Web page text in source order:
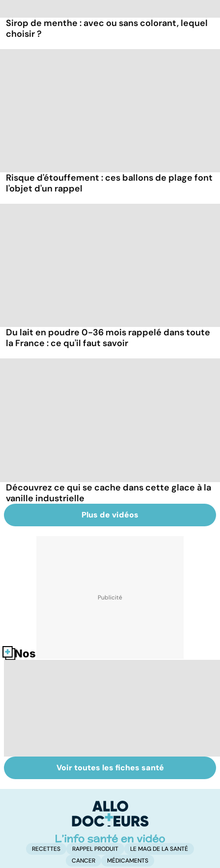
Sirop de menthe : avec ou sans colorant, lequel
choisir ?
Risque d'étouffement : ces ballons de plage font
l'objet d'un rappel
Du lait en poudre 0-36 mois rappelé dans toute
la France : ce qu'il faut savoir
Découvrez ce qui se cache dans cette glace à la
vanille industrielle
Plus de vidéos
Nos fiches santé
Le TDAH, un
trouble de
hyperactivité
Accident
vasculaire
également
touché
Voir toutes les fiches santé
RECETTES RAPPEL PRODUIT
LE MAG DE LA SANTÉ
CANCER
MÉDICAMENTS